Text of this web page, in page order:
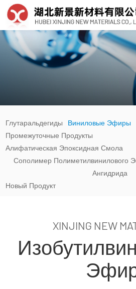
Глутаральдегиды
Виниловые Эфиры
Промежуточные Продукты
Алифатическая Эпоксидная Смола
Сополимер Полиметилвинилового
Ангидрида
Новый Продукт
XINJING NEW